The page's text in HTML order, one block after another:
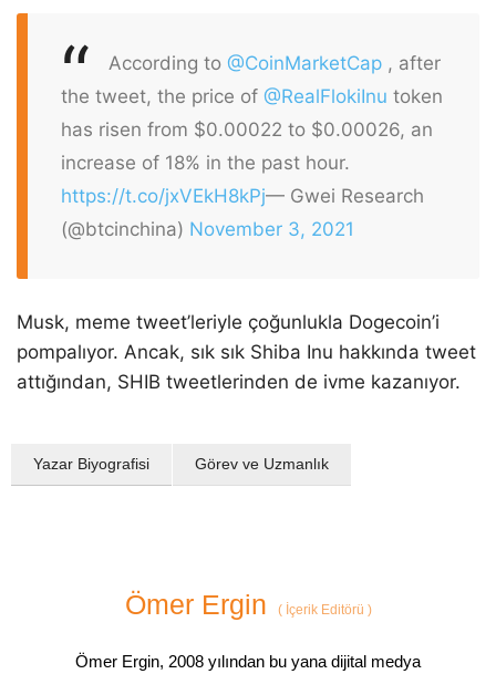
According to @CoinMarketCap , after
the tweet, the price of @RealFlokiInu token
has risen from $0.00022 to $0.00026, an
increase of 18% in the past hour.
https://t.co/jxVEkH8kPj— Gwei Research
(@btcinchina) November 3, 2021
Musk, meme tweet’leriyle çoğunlukla Dogecoin’i
pompalıyor. Ancak, sık sık Shiba Inu hakkında tweet
attığından, SHIB tweetlerinden de ivme kazanıyor.
Yazar Biyografisi Görev ve Uzmanlık
Ömer Ergin (İçerik Editörü )
Ömer Ergin, 2008 yılından bu yana dijital medya